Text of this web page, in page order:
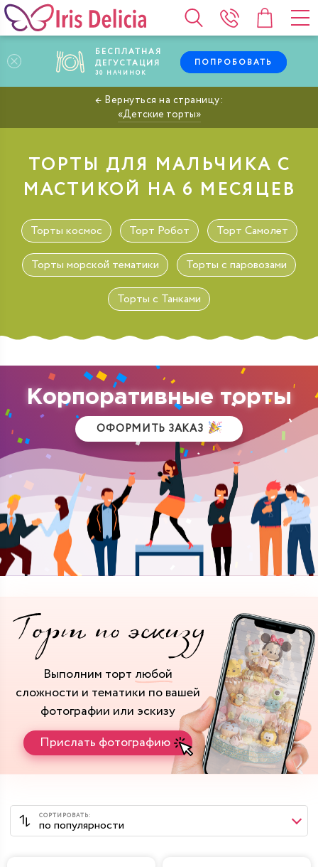
БЕСПЛАТНАЯ
ДЕГУСТАЦИЯ
30 НАЧИНОК
ПОПРОБОВАТЬ
Детские торты
ТОРТЫ ДЛЯ МАЛЬЧИКА С
МАСТИКОЙ НА 6 МЕСЯЦЕВ
Торты космос Торт Робот Торт Самолет
Торты морской тематики Торты с паровозами
Торты с Танками
Корпоративные торты
ОФОРМИТЬ ЗАКАЗ
Выполним торт любой
сложности и тематики по вашей
фотографии или эскизу
Прислать фотографию